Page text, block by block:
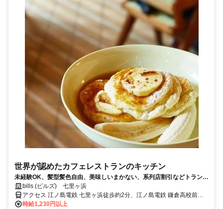
世界が認めたカフェレストランのキッチン
未経験OK、髪型髪色自由、美味しいまかない、系列店割引などトランジ
ットならではの厚待遇♪大人気メニューの調理を学べる！著名人にも愛さ
れ、各国メディアで「世界一の朝食」と称されたbillsで新鮮な素材の味
を活かしたシンプルで洗練された料理を学びませんか？
bills (ビルズ) 七里ヶ浜
アクセス 江ノ島電鉄 七里ヶ浜徒歩約2分、江ノ島電鉄 鎌倉高校前東
口徒歩約11分、江ノ島電鉄 稲村ヶ崎徒歩約15分 江ノ島電鉄 七里ヶ浜
時給1,230円以上